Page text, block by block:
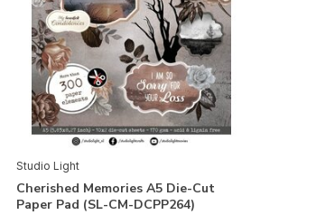
Studio Light
Cherished Memories A5 Die-Cut
Paper Pad (SL-CM-DCPP264)